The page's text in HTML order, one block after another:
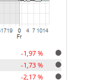
-1,97 %
-1,73 %
-2,17 %